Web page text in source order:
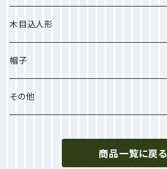
木目込人形
帽子
ポリエステル
その他
商品一覧に戻る